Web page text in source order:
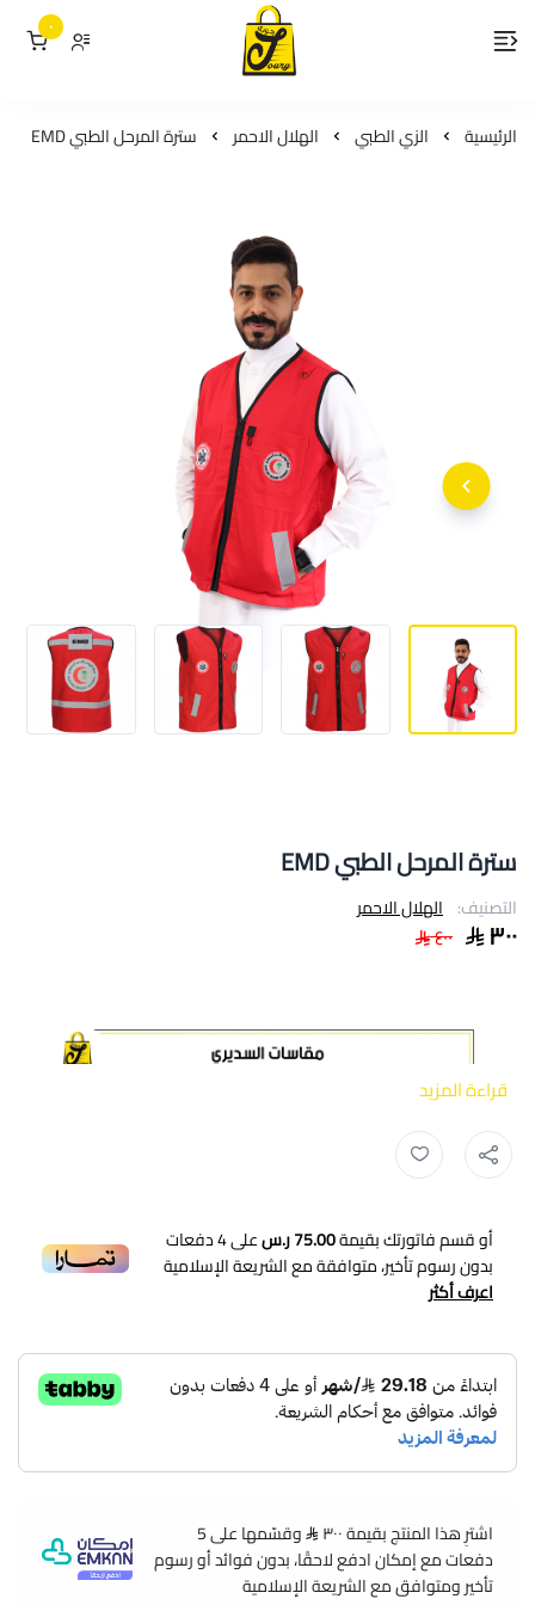
لمسات جوري
٠
الرئيسية الزي الطبي الهلال الاحمر سترة المرحل الطبي EMD
سترة المرحل الطبي EMD
التصنيف: الهلال الاحمر
٣٠٠ ٤٠٠
سترة المرحل الطبي EMD هي الأداة المثالية للمهنيين في
مجال الرعاية الصحية تم تصميمها بعناية لتوفير الراحة والأداء
العالي خلال ساعات العمل الطويلة تتميز بتصميمها العصري
والموديل الأنيق الذي يضفي مظهرًا احترافيًا على مرتديها تم
الجودة، مما يجعلها متينة ومقاومة للتآكل كما أنها مزودة
بتقنية مضادة للبكتيريا، مما يساعد في الحفاظ على نظافتها
قراءة المزيد
ملابس وزارة الصحة ,
أو قسم فاتورتك بقيمة75.00 ر.س على4دفعات
بدون رسوم تأخير، متوافقة مع الشريعة الإسلامية
اعرف أكثر
اشترِ هذا المنتج بقيمة ٣٠٠
وقسّمها على 5
دفعات مع إمكان ادفع لاحقًا، بدون فوائد أو رسوم
تأخير ومتوافق مع الشريعة الإسلامية